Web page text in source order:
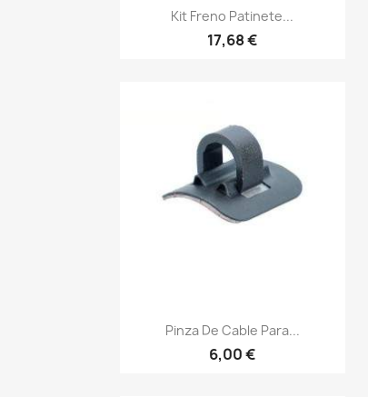
Vista rápida
Kit Freno Patinete...
17,68 €
Vista rápida
Pinza De Cable Para...
6,00 €